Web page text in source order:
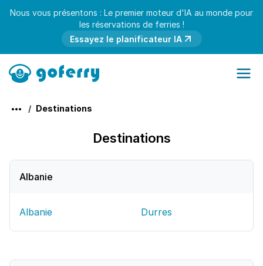
Nous vous présentons : Le premier moteur d'IA au monde pour
les réservations de ferries !
Essayez le planificateur IA
Destinations
Destinations
Albanie
Albanie Durres